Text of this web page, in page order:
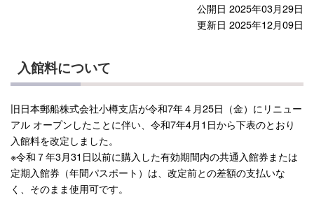
公開日 2025年03月29日
更新日 2025年12月09日
入館料について
旧日本郵船株式会社小樽支店が令和7年４月25日（金）にリニュー
アル オープンしたことに伴い、令和7年4月1日から下表のとおり
入館料を改定しました。
※令和７年3月31日以前に購入した有効期間内の共通入館券または
定期入館券（年間パスポート）は、改定前との差額の支払いな
く、そのまま使用可です。